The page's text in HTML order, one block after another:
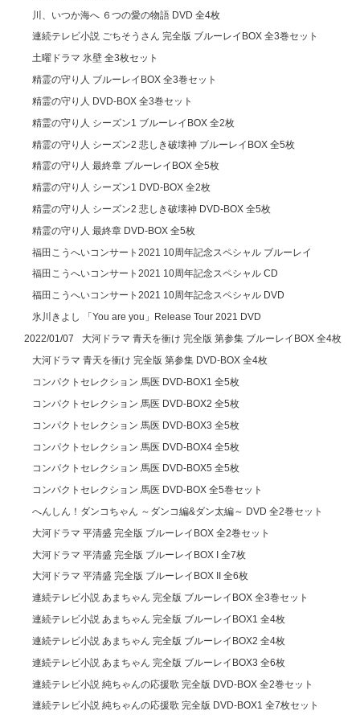
川、いつか海へ ６つの愛の物語 DVD 全4枚
連続テレビ小説 ごちそうさん 完全版 ブルーレイBOX 全3巻セット
土曜ドラマ 氷壁 全3枚セット
精霊の守り人 ブルーレイBOX 全3巻セット
精霊の守り人 DVD-BOX 全3巻セット
精霊の守り人 シーズン1 ブルーレイBOX 全2枚
精霊の守り人 シーズン2 悲しき破壊神 ブルーレイBOX 全5枚
精霊の守り人 最終章 ブルーレイBOX 全5枚
精霊の守り人 シーズン1 DVD-BOX 全2枚
精霊の守り人 シーズン2 悲しき破壊神 DVD-BOX 全5枚
精霊の守り人 最終章 DVD-BOX 全5枚
福田こうへいコンサート2021 10周年記念スペシャル ブルーレイ
福田こうへいコンサート2021 10周年記念スペシャル CD
福田こうへいコンサート2021 10周年記念スペシャル DVD
氷川きよし 「You are you」Release Tour 2021 DVD
2022/01/07
大河ドラマ 青天を衝け 完全版 第参集 ブルーレイBOX 全4枚
大河ドラマ 青天を衝け 完全版 第参集 DVD-BOX 全4枚
コンパクトセレクション 馬医 DVD-BOX1 全5枚
コンパクトセレクション 馬医 DVD-BOX2 全5枚
コンパクトセレクション 馬医 DVD-BOX3 全5枚
コンパクトセレクション 馬医 DVD-BOX4 全5枚
コンパクトセレクション 馬医 DVD-BOX5 全5枚
コンパクトセレクション 馬医 DVD-BOX 全5巻セット
へんしん！ダンコちゃん ～ダンコ編&ダン太編～ DVD 全2巻セット
大河ドラマ 平清盛 完全版 ブルーレイBOX 全2巻セット
大河ドラマ 平清盛 完全版 ブルーレイBOX I 全7枚
大河ドラマ 平清盛 完全版 ブルーレイBOX II 全6枚
連続テレビ小説 あまちゃん 完全版 ブルーレイBOX 全3巻セット
連続テレビ小説 あまちゃん 完全版 ブルーレイBOX1 全4枚
連続テレビ小説 あまちゃん 完全版 ブルーレイBOX2 全4枚
連続テレビ小説 あまちゃん 完全版 ブルーレイBOX3 全6枚
連続テレビ小説 純ちゃんの応援歌 完全版 DVD-BOX 全2巻セット
連続テレビ小説 純ちゃんの応援歌 完全版 DVD-BOX1 全7枚セット